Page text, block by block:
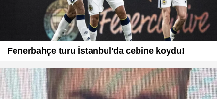
Fenerbahçe turu İstanbul'da cebine koydu!